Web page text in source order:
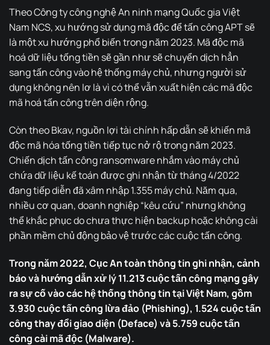
Theo Công ty công nghệ An ninh mạng Quốc gia Việt
Nam NCS, xu hướng sử dụng mã độc để tấn công APT sẽ
là một xu hướng phổ biến trong năm 2023. Mã độc mã
hoá dữ liệu tống tiền sẽ gần như sẽ chuyển dịch hẳn
sang tấn công vào hệ thống máy chủ, nhưng người sử
dụng không nên lơ là vì có thể vẫn xuất hiện các mã độc
mã hoá tấn công trên diện rộng.
Còn theo Bkav, nguồn lợi tài chính hấp dẫn sẽ khiến mã
độc mã hóa tống tiền tiếp tục nở rộ trong năm 2023.
Chiến dịch tấn công ransomware nhắm vào máy chủ
chứa dữ liệu kế toán được ghi nhận từ tháng 4/2022
đang tiếp diễn đã xâm nhập 1.355 máy chủ. Năm qua,
nhiều cơ quan, doanh nghiệp “kêu cứu” nhưng không
thể khắc phục do chưa thực hiện backup hoặc không cài
phần mềm chủ động bảo vệ trước các cuộc tấn công.
Trong năm 2022, Cục An toàn thông tin ghi nhận, cảnh
báo và hướng dẫn xử lý 11.213 cuộc tấn công mạng gây
ra sự cố vào các hệ thống thông tin tại Việt Nam, gồm
3.930 cuộc tấn công lừa đảo (Phishing), 1.524 cuộc tấn
công thay đổi giao diện (Deface) và 5.759 cuộc tấn
công cài mã độc (Malware).